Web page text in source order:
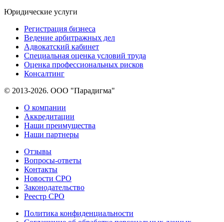
Юридические услуги
Регистрация бизнеса
Ведение арбитражных дел
Адвокатский кабинет
Специальная оценка условий труда
Оценка профессиональных рисков
Консалтинг
© 2013-2026. ООО "Парадигма"
О компании
Аккредитации
Наши преимущества
Наши партнеры
Отзывы
Вопросы-ответы
Контакты
Новости СРО
Законодательство
Реестр СРО
Политика конфиденциальности